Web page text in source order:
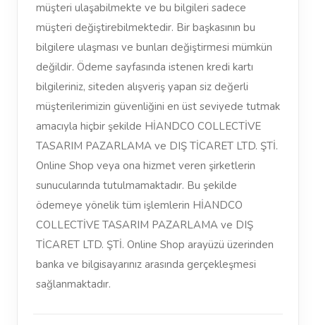
müşteri ulaşabilmekte ve bu bilgileri sadece
müşteri değiştirebilmektedir. Bir başkasının bu
bilgilere ulaşması ve bunları değiştirmesi mümkün
değildir. Ödeme sayfasında istenen kredi kartı
bilgileriniz, siteden alışveriş yapan siz değerli
müşterilerimizin güvenliğini en üst seviyede tutmak
amacıyla hiçbir şekilde HİANDCO COLLECTİVE
TASARIM PAZARLAMA ve DIŞ TİCARET LTD. ŞTİ.
Online Shop veya ona hizmet veren şirketlerin
sunucularında tutulmamaktadır. Bu şekilde
ödemeye yönelik tüm işlemlerin HİANDCO
COLLECTİVE TASARIM PAZARLAMA ve DIŞ
TİCARET LTD. ŞTİ. Online Shop arayüzü üzerinden
banka ve bilgisayarınız arasında gerçekleşmesi
sağlanmaktadır.